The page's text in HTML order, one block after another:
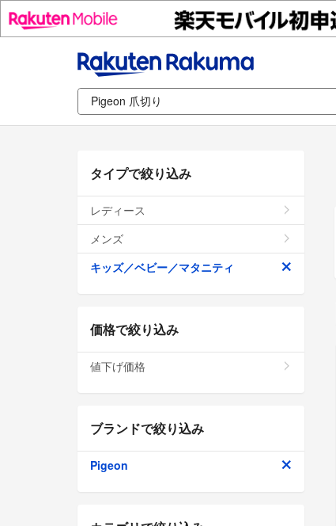
タイプで絞り込み
レディース
メンズ
キッズ／ベビー／マタニティ
価格で絞り込み
値下げ価格
ブランドで絞り込み
Pigeon